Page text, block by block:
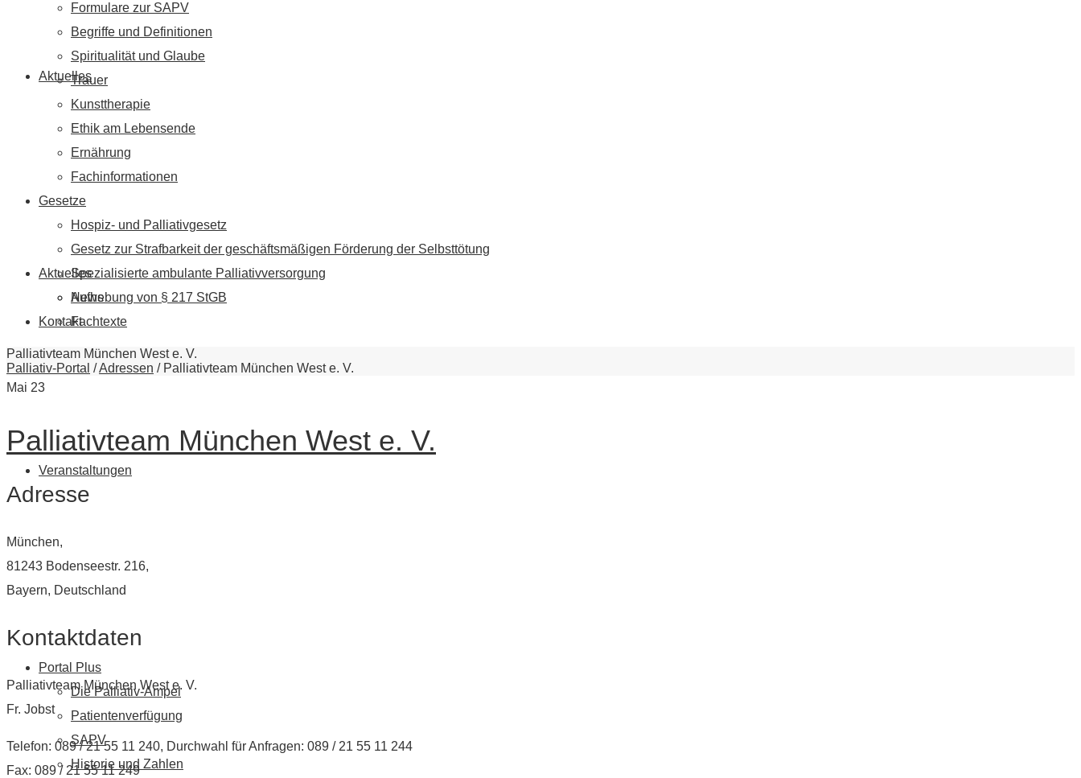
Aktuelles
Aktuelles
News
Fachtexte
Veranstaltungen
Portal Plus
Die Palliativ-Ampel
Patientenverfügung
SAPV
Historie und Zahlen
Formulare zur SAPV
Begriffe und Definitionen
Spiritualität und Glaube
Trauer
Kunsttherapie
Ethik am Lebensende
Ernährung
Fachinformationen
Gesetze
Hospiz- und Palliativgesetz
Gesetz zur Strafbarkeit der geschäftsmäßigen Förderung der Selbsttötung
Spezialisierte ambulante Palliativversorgung
Aufhebung von § 217 StGB
Kontakt
Palliativteam München West e. V.
Palliativ-Portal /Adressen / Palliativteam München West e. V.
Mai 23
Palliativteam München West e. V.
Adresse
München,
81243 Bodenseestr. 216,
Bayern, Deutschland
Kontaktdaten
Palliativteam München West e. V.
Fr. Jobst
Telefon: 089 / 21 55 11 240, Durchwahl für Anfragen: 089 / 21 55 11 244
Fax: 089 / 21 55 11 249